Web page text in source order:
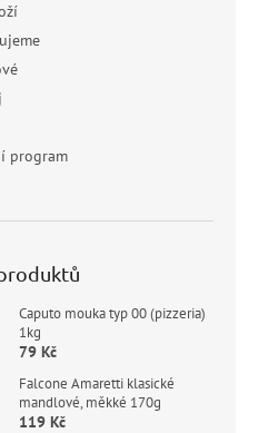
program
Caputo mouka typ 00 (pizzeria)
1kg
79 Kč
Falcone Amaretti klasické
mandlové, měkké 170g
119 Kč